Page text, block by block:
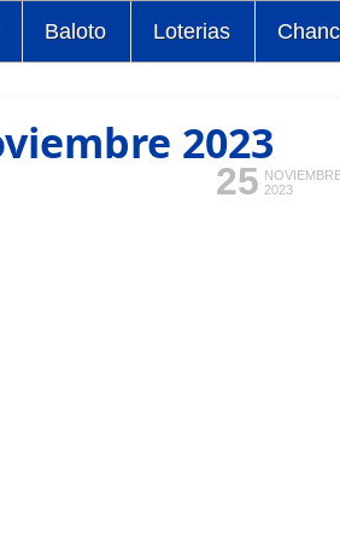
Baloto Loterias
2023
25 2023